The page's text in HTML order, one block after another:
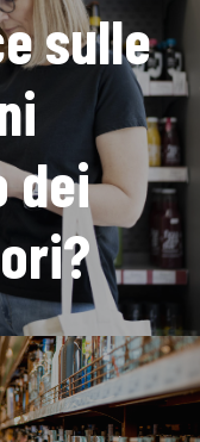
sulle
dei